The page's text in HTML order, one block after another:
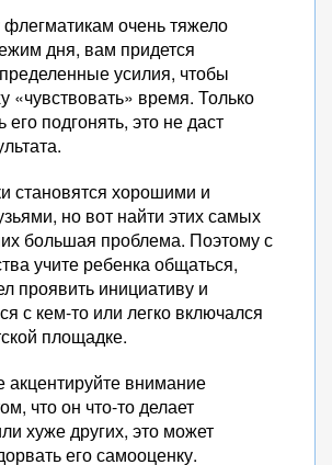
флегматикам очень тяжело
дня, вам придется
усилия, чтобы
«чувствовать» время. Только
его подгонять, это не даст
становятся хорошими и
но вот найти этих самых
большая проблема. Поэтому с
учите ребенка общаться,
проявить инициативу и
с кем-то или легко включался
площадке.
акцентируйте внимание
что он что-то делает
хуже других, это может
его самооценку.